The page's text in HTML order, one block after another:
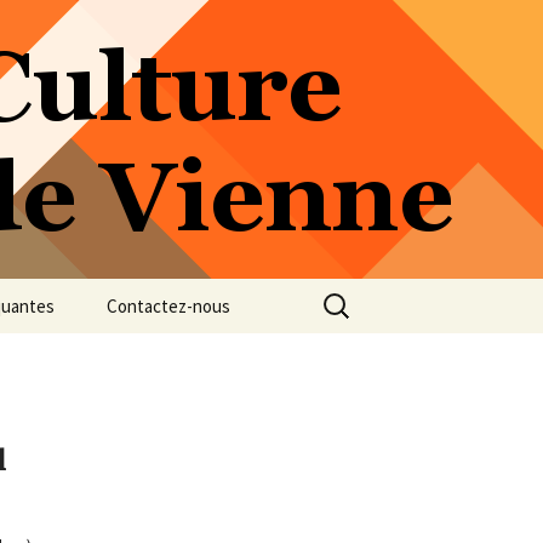
Contactez-nous
Rechercher :